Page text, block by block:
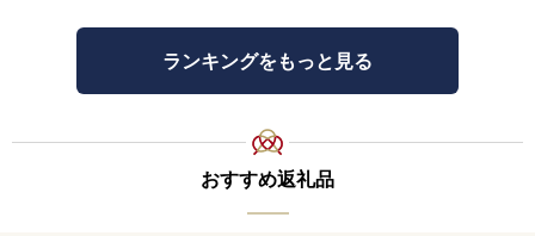
ランキングをもっと見る
おすすめ返礼品